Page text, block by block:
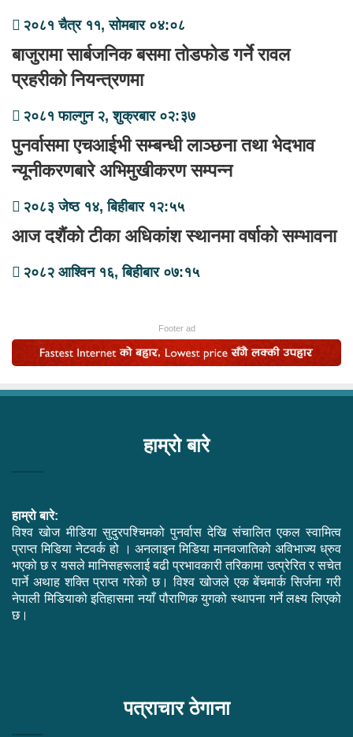
२०८१ चैत्र ११, सोमबार ०४:०८
बाजुरामा सार्बजनिक बसमा तोडफोड गर्ने रावल
प्रहरीको नियन्त्रणमा
२०८१ फाल्गुन २, शुक्रबार ०२:३७
पुनर्वासमा एचआईभी सम्बन्धी लाञ्छना तथा भेदभाव
न्यूनीकरणबारे अभिमुखीकरण सम्पन्न
२०८३ जेष्ठ १४, बिहीबार १२:५५
आज दशैंको टीका अधिकांश स्थानमा वर्षाको सम्भावना
२०८२ आश्विन १६, बिहीबार ०७:१५
Footer ad
हाम्रो बारे
हाम्रो बारे:
विश्व खोज मीडिया सुदुरपश्चिमको पुनर्वास देखि संचालित एकल स्वामित्व
प्राप्त मिडिया नेटवर्क हो । अनलाइन मिडिया मानवजातिको अविभाज्य ध्रुव
भएको छ र यसले मानिसहरूलाई बढी प्रभावकारी तरिकामा उत्प्रेरित र सचेत
पार्ने अथाह शक्ति प्राप्त गरेको छ। विश्व खोजले एक बेंचमार्क सिर्जना गरी
नेपाली मिडियाको इतिहासमा नयाँ पौराणिक युगको स्थापना गर्ने लक्ष्य लिएको
छ।
पत्राचार ठेगाना